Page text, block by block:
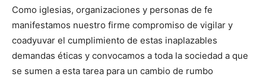
Como iglesias, organizaciones y personas de fe
manifestamos nuestro firme compromiso de vigilar y
coadyuvar el cumplimiento de estas inaplazables
demandas éticas y convocamos a toda la sociedad a que
se sumen a esta tarea para un cambio de rumbo